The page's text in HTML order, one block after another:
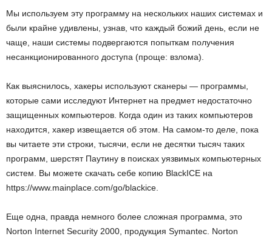
Мы используем эту программу на нескольких наших системах и
были крайне удивлены, узнав, что каждый божий день, если не
чаще, наши системы подвергаются попыткам получения
несанкционированного доступа (проще: взлома).
Как выяснилось, хакеры используют сканеры — программы,
которые сами исследуют Интернет на предмет недостаточно
защищенных компьютеров. Когда один из таких компьютеров
находится, хакер извещается об этом. На самом-то деле, пока
вы читаете эти строки, тысячи, если не десятки тысяч таких
программ, шерстят Паутину в поисках уязвимых компьютерных
систем. Вы можете скачать себе копию BlackICE на
https://www.mainplace.com/go/blackice.
Еще одна, правда немного более сложная программа, это
Norton Internet Security 2000, продукция Symantec. Norton